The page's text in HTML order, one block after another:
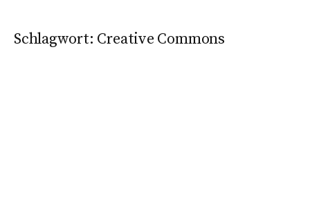
Schlagwort: Creative Commons